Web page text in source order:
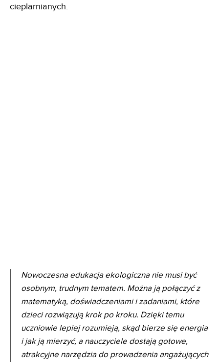
cieplarnianych.
Nowoczesna edukacja ekologiczna nie musi być
osobnym, trudnym tematem. Można ją połączyć z
matematyką, doświadczeniami i zadaniami, które
dzieci rozwiązują krok po kroku. Dzięki temu
uczniowie lepiej rozumieją, skąd bierze się energia
i jak ją mierzyć, a nauczyciele dostają gotowe,
atrakcyjne narzędzia do prowadzenia angażujących